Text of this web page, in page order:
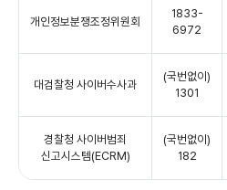
개인정보분쟁조정위원회
1833-
6972
대검찰청 사이버수사과
(국번없이)
1301
경찰청 사이버범죄
신고시스템(ECRM)
(국번없이)
182